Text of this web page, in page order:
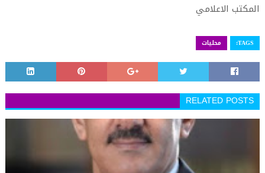
المكتب الاعلامي
TAGS: محليات
RELATED POSTS